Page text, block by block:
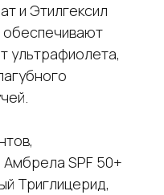
и Этилгексил
обеспечивают
ультрафиолета,
SPF 50+
Триглицерид,